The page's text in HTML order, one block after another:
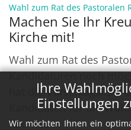
Ihre
Einstellungen
Wir möchten Ihnen ein
Wahl zum Rat des Pastoralen
Machen Sie Ihr
Kirche mit!
Wahl zum Rat des
Kandidaturen noch
hat die Vorschlagsliste
Kandidaten für die
Raumes ...